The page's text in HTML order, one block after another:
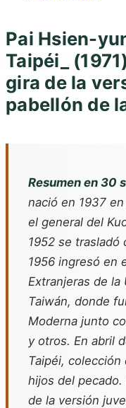
Pai Hsien-
Taipéi_
gira de la
pabellón de
Resumen en 30
nació en 1937
el general del
1952 se trasladó
1956 ingresó en
Extranjeras de la
Taiwán, donde
Moderna junto
y otros. En abril
Taipéi, colección
hijos del pecado.
de la versión